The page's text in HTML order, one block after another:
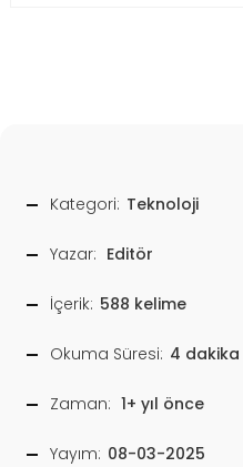
Kategori: Teknoloji
Yazar: Editör
İçerik: 588 kelime
Okuma Süresi: 4 dakika
Zaman: 1+ yıl önce
Yayım: 08-03-2025